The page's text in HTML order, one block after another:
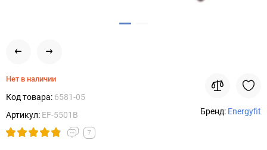
Нет в наличии
Код товара: 6581-05
Артикул: EF-5501B
7
Бренд: Energyfit